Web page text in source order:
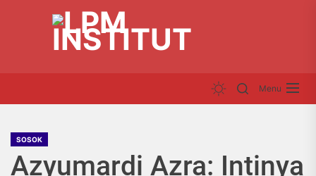
Menu
SOSOK
Azyumardi Azra: Intinya